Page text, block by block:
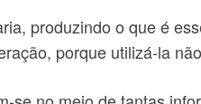
produzindo o que é
porque utilizá-la